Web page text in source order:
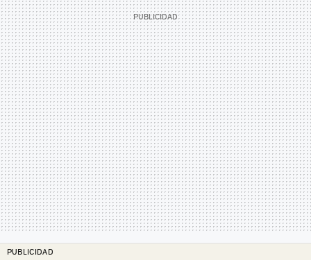
PUBLICIDAD